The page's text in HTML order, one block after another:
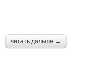
читать дальше →